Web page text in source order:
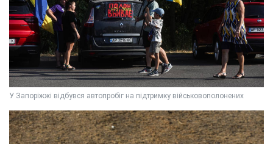
У Запоріжжі відбувся автопробіг на підтримку військовополонених